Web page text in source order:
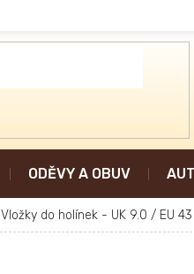
ODĚVY A OBUV
Vložky do holínek - UK 9.0 / EU 43